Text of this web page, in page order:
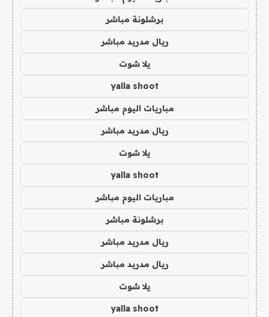
برشلونة مباشر
ريال مدريد مباشر
يلا شوت
yalla shoot
مباريات اليوم مباشر
ريال مدريد مباشر
يلا شوت
yalla shoot
مباريات اليوم مباشر
برشلونة مباشر
ريال مدريد مباشر
ريال مدريد مباشر
يلا شوت
yalla shoot